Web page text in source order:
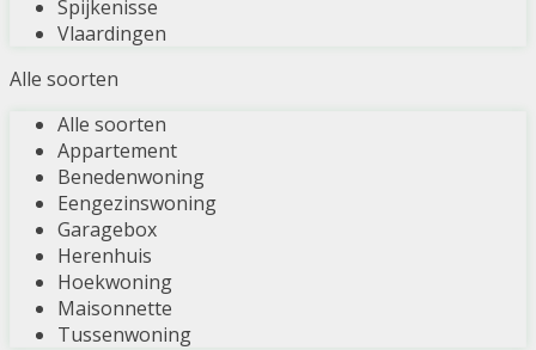
Spijkenisse
Vlaardingen
Alle soorten
Alle soorten
Appartement
Benedenwoning
Eengezinswoning
Garagebox
Herenhuis
Hoekwoning
Maisonnette
Tussenwoning